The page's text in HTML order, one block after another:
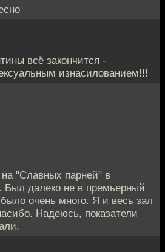
всё закончится -
изнасилованием!!!
"Славных парней" в
Был далеко не в премьерный
очень много. Я и весь зал
Надеюсь, показатели